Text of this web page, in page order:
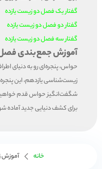
گفتار یک فصل دو زیست یازده
گفتار دو فصل دو زیست یازده
گفتار سه فصل دو زیست یازده
آموزش جمع‌بندی
حواس، پنجره‌ای رو به دنیای
زیست‌شناسی یازدهم، این پنجره
شگفت‌انگیز حواس قدم خواهیم
برای کشف دنیایی جدید آماده
خانه